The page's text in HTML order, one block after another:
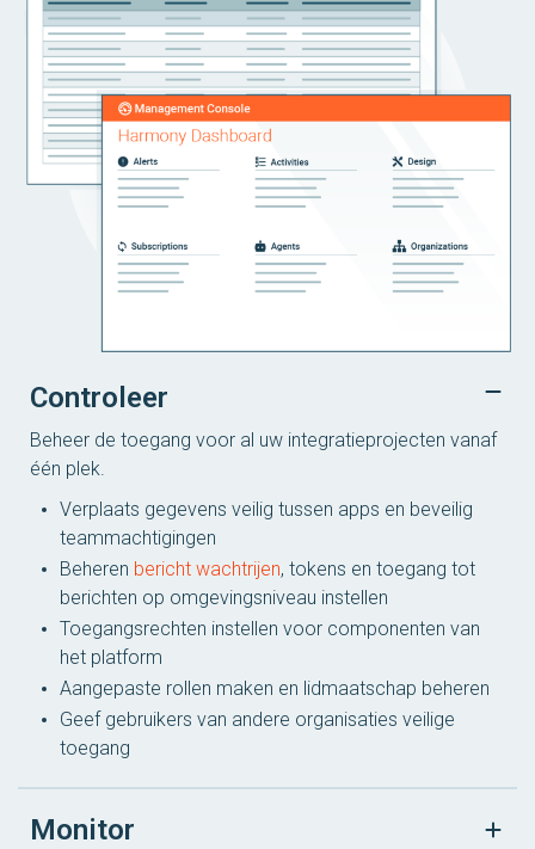
Controleer
Beheer de toegang voor al uw integratieprojecten vanaf
één plek.
Verplaats gegevens veilig tussen apps en beveilig
teammachtigingen
Beheren bericht wachtrijen, tokens en toegang tot
berichten op omgevingsniveau instellen
Toegangsrechten instellen voor componenten van
het platform
Aangepaste rollen maken en lidmaatschap beheren
Geef gebruikers van andere organisaties veilige
toegang
Monitor